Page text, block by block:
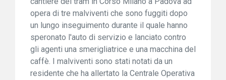
opera di tre malviventi che sono fuggiti dopo
un lungo inseguimento durante il quale hanno
speronato l'auto di servizio e lanciato contro
gli agenti una smerigliatrice e una macchina del
caffè. I malviventi sono stati notati da un
residente che ha allertato la Centrale Operativa